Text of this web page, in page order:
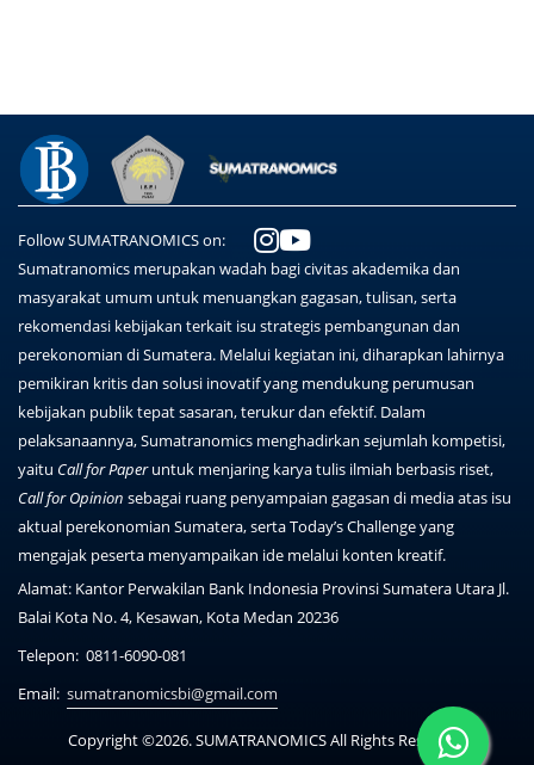
Follow SUMATRANOMICS on:
Sumatranomics merupakan wadah bagi civitas akademika dan
masyarakat umum untuk menuangkan gagasan, tulisan, serta
rekomendasi kebijakan terkait isu strategis pembangunan dan
perekonomian di Sumatera. Melalui kegiatan ini, diharapkan lahirnya
pemikiran kritis dan solusi inovatif yang mendukung perumusan
kebijakan publik tepat sasaran, terukur dan efektif. Dalam
pelaksanaannya, Sumatranomics menghadirkan sejumlah kompetisi,
yaitu Call for Paperuntuk menjaring karya tulis ilmiah berbasis riset,
Call for Opinion sebagai ruang penyampaian gagasan di media atas isu
aktual perekonomian Sumatera, serta Today’s Challenge yang
mengajak peserta menyampaikan ide melalui konten kreatif.
Alamat: Kantor Perwakilan Bank Indonesia Provinsi Sumatera Utara Jl.
Balai Kota No. 4, Kesawan, Kota Medan 20236
Telepon: 0811-6090-081
Email: sumatranomicsbi@gmail.com
Copyright ©2026. SUMATRANOMICS All Rights Reserved.